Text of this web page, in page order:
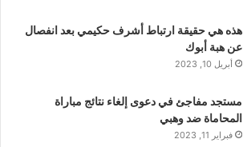
هذه هي حقيقة ارتباط أشرف حكيمي بعد انفصال
عن هبة أبوك
أبريل 10, 2023
مستجد مفاجئ في دعوى إلغاء نتائج مباراة
المحاماة ضد وهبي
فبراير 11, 2023